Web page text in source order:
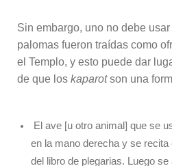
Sin embargo, uno no debe
palomas fueron traídas como
el Templo, y esto puede dar
de que los kaparotson una
El ave [u otro animal] que se
en la mano derecha y se
del libro de plegarias. Luego